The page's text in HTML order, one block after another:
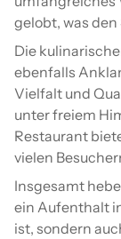
gelobt, was
Die
ebenfalls
Vielfalt und
unter freiem
Restaurant
vielen
Insgesamt
ein Aufenthalt
ist, sondern